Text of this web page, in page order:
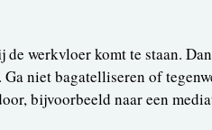
de werkvloer komt te staan.
niet bagatelliseren of
bijvoorbeeld naar een